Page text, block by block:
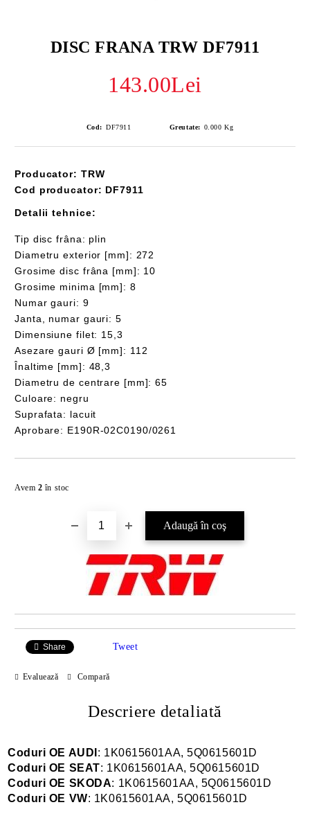
DISC FRANA TRW DF7911
143.00Lei
Cod: DF7911 Greutate: 0.000 Kg
Producator: TRW
Cod producator: DF7911
Detalii tehnice:
Tip disc frâna: plin
Diametru exterior [mm]: 272
Grosime disc frâna [mm]: 10
Grosime minima [mm]: 8
Numar gauri: 9
Janta, numar gauri: 5
Dimensiune filet: 15,3
Asezare gauri Ø [mm]: 112
Înaltime [mm]: 48,3
Diametru de centrare [mm]: 65
Culoare: negru
Suprafata: lacuit
Aprobare: E190R-02C0190/0261
Avem 2 în stoc
Share Tweet
Evaluează Compară
Descriere detaliată
Coduri OE AUDI : 1K0615601AA, 5Q0615601D
Coduri OE SEAT: 1K0615601AA, 5Q0615601D
Coduri OE SKODA: 1K0615601AA, 5Q0615601D
Coduri OE VW: 1K0615601AA, 5Q0615601D